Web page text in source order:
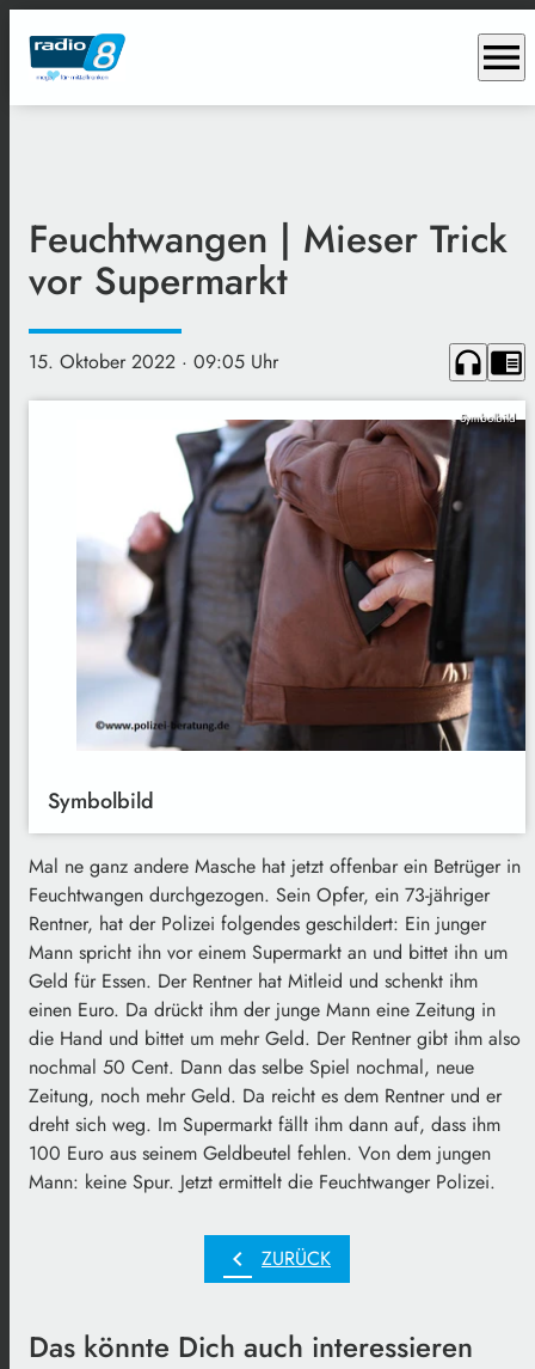
menu
Feuchtwangen | Mieser Trick
vor Supermarkt
15. Oktober 2022 · 09:05 Uhr headphones chrome_reader_mode
Symbolbild
Symbolbild
Mal ne ganz andere Masche hat jetzt offenbar ein Betrüger in
Feuchtwangen durchgezogen. Sein Opfer, ein 73-jähriger
Rentner, hat der Polizei folgendes geschildert: Ein junger
Mann spricht ihn vor einem Supermarkt an und bittet ihn um
Geld für Essen. Der Rentner hat Mitleid und schenkt ihm
einen Euro. Da drückt ihm der junge Mann eine Zeitung in
die Hand und bittet um mehr Geld. Der Rentner gibt ihm also
nochmal 50 Cent. Dann das selbe Spiel nochmal, neue
Zeitung, noch mehr Geld. Da reicht es dem Rentner und er
dreht sich weg. Im Supermarkt fällt ihm dann auf, dass ihm
100 Euro aus seinem Geldbeutel fehlen. Von dem jungen
Mann: keine Spur. Jetzt ermittelt die Feuchtwanger Polizei.
chevron_left ZURÜCK
Das könnte Dich auch interessieren